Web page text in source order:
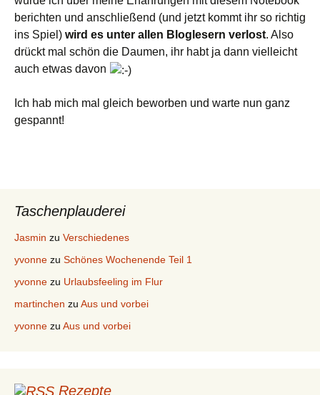
berichten und anschließend (und jetzt kommt ihr so richtig
ins Spiel) wird es unter allen Bloglesern verlost. Also
drückt mal schön die Daumen, ihr habt ja dann vielleicht
auch etwas davon
Ich hab mich mal gleich beworben und warte nun ganz
gespannt!
Taschenplauderei
Jasmin zu Verschiedenes
yvonne zu Schönes Wochenende Teil 1
yvonne zu Urlaubsfeeling im Flur
martinchen zu Aus und vorbei
yvonne zu Aus und vorbei
Rezepte